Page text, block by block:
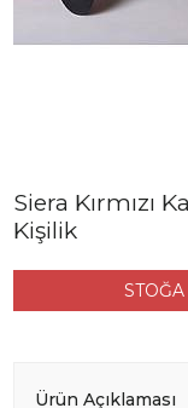
Siera Kırmızı
Kişilik
Ürün Açıklaması